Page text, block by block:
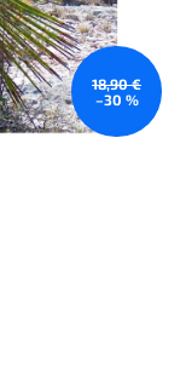
18,90 €
–30 %